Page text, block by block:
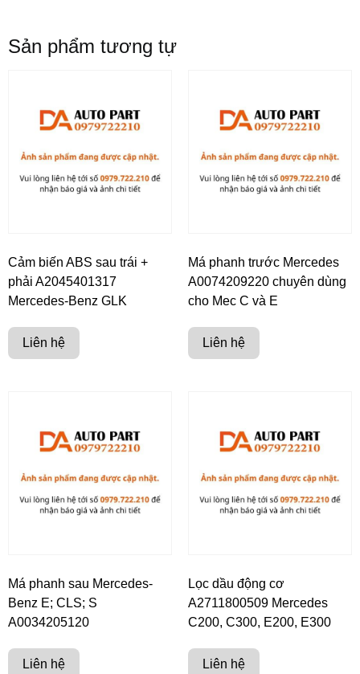
Sản phẩm tương tự
Cảm biến ABS sau trái +
phải A2045401317
Mercedes-Benz GLK
Liên hệ
Má phanh trước Mercedes
A0074209220 chuyên dùng
cho Mec C và E
Liên hệ
Má phanh sau Mercedes-
Benz E; CLS; S
A0034205120
Liên hệ
Lọc dầu động cơ
A2711800509 Mercedes
C200, C300, E200, E300
Liên hệ